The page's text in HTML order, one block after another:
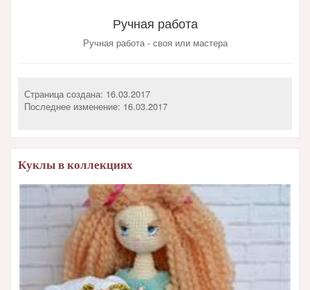
Ручная работа
Ручная работа - своя или мастера
Страница создана: 16.03.2017
Последнее изменение: 16.03.2017
Куклы в коллекциях